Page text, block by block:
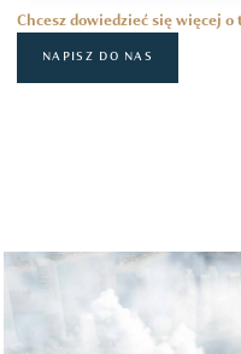
Chcesz dowiedzieć się więcej o
NAPISZ DO NAS